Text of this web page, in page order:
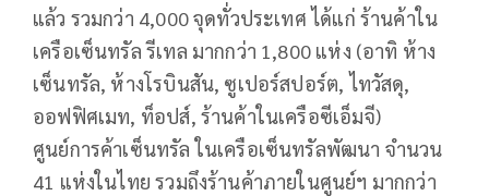
แล้ว รวมกว่า 4,000 จุดทั่วประเทศ ได้แก่ ร้านค้าใน
เครือเซ็นทรัล รีเทล มากกว่า 1,800 แห่ง (อาทิ ห้าง
เซ็นทรัล, ห้างโรบินสัน, ซูเปอร์สปอร์ต, ไทวัสดุ,
ออฟฟิศเมท, ท็อปส์, ร้านค้าในเครือซีเอ็มจี)
ศูนย์การค้าเซ็นทรัล ในเครือเซ็นทรัลพัฒนา จำนวน
41 แห่งในไทย รวมถึงร้านค้าภายในศูนย์ฯ มากกว่า